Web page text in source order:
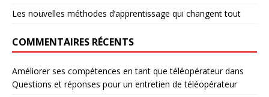
Les nouvelles méthodes d’apprentissage qui changent tout
COMMENTAIRES RÉCENTS
Améliorer ses compétences en tant que téléopérateurdans
Questions et réponses pour un entretien de téléopérateur